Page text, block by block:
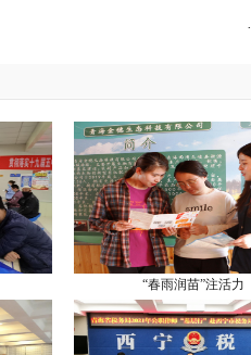
·
“春雨润苗”注活力